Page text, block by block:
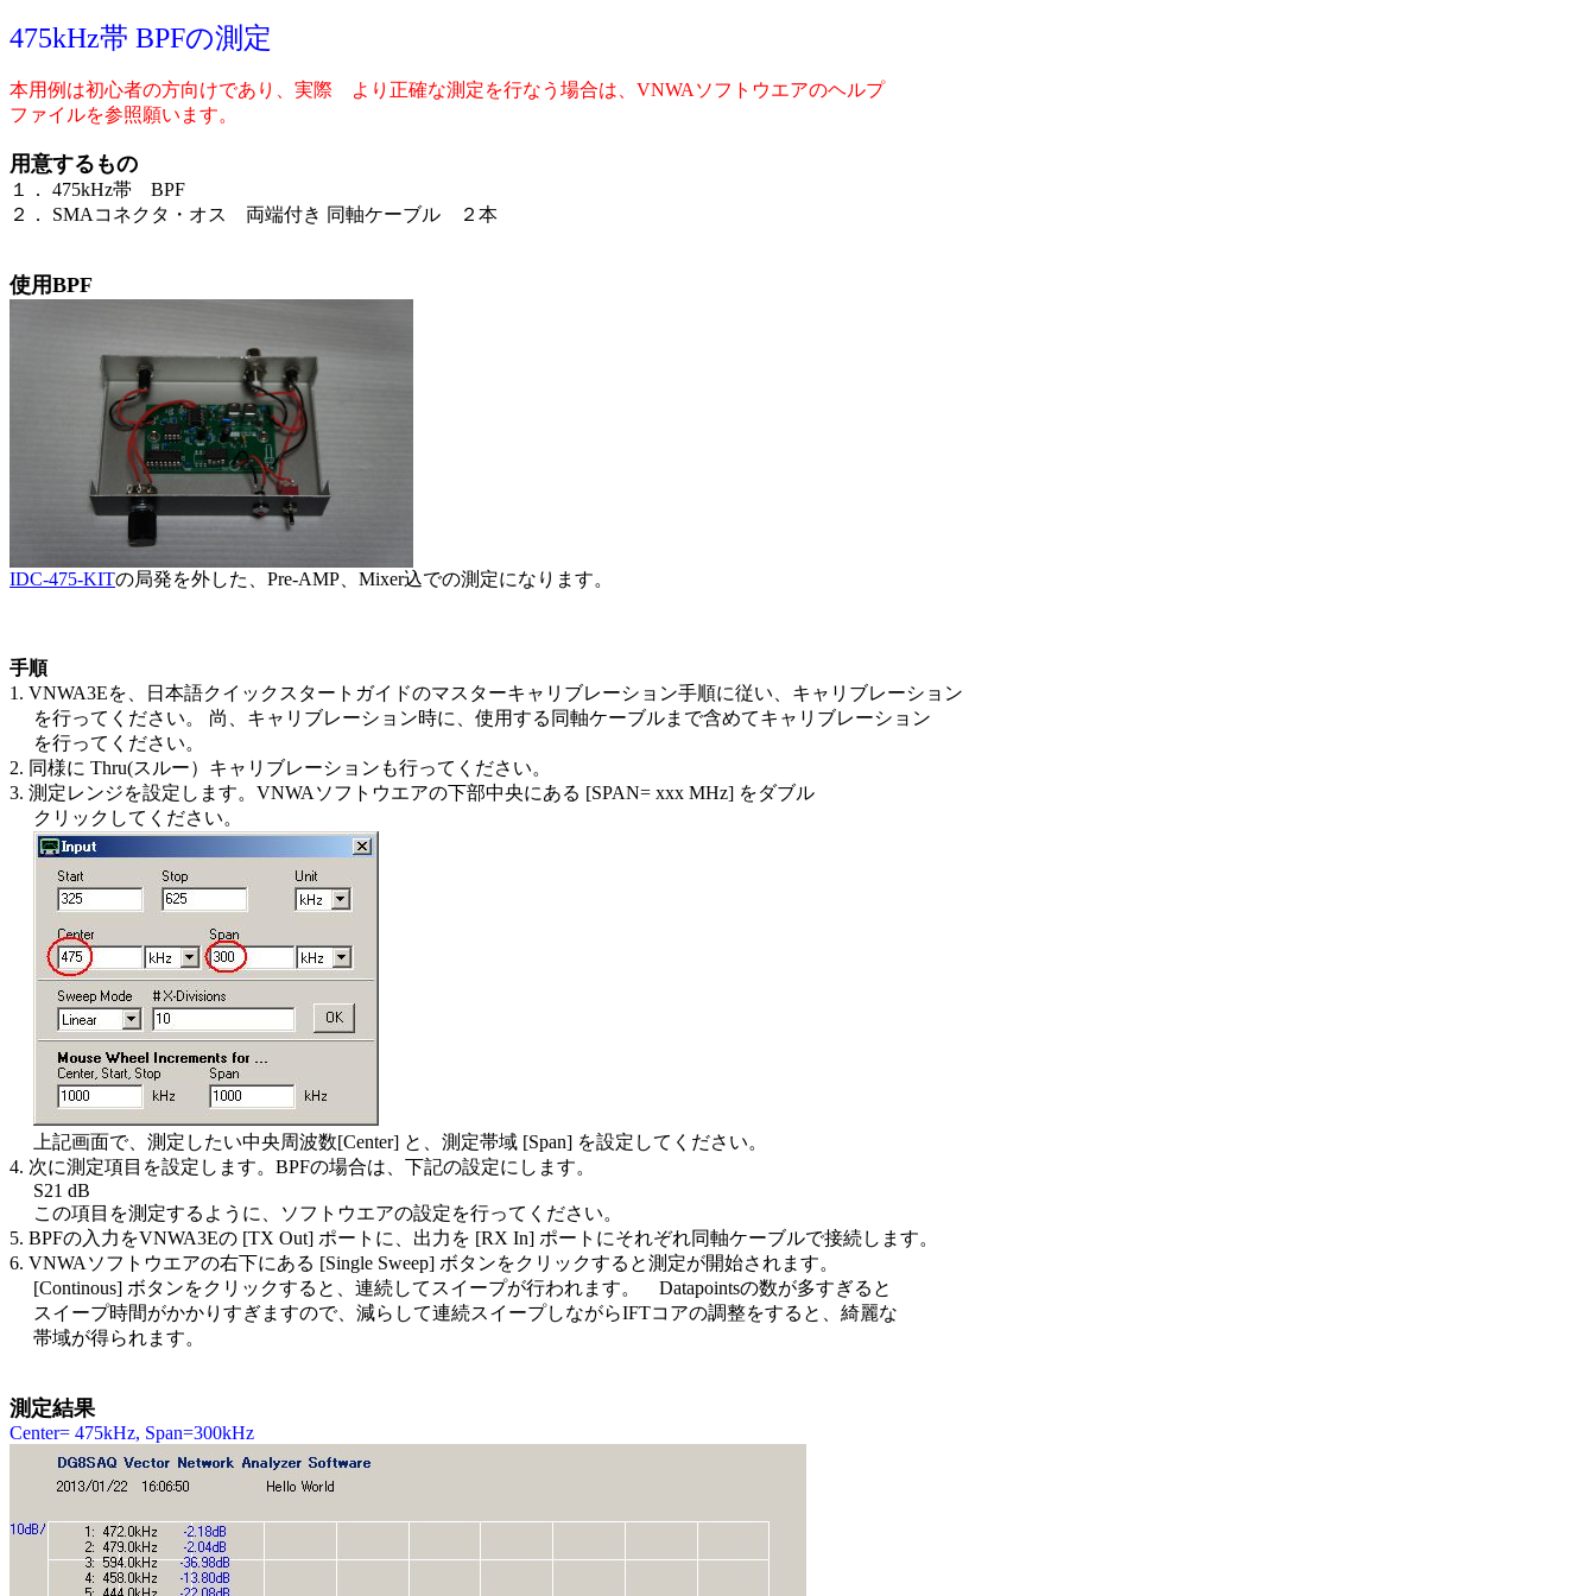
475kHz帯 BPFの測定
本用例は初心者の方向けであり、実際 より正確な測定を行なう場合は、VNWAソフトウエアのヘルプ
ファイルを参照願います。
用意するもの
１． 475kHz帯 BPF
２． SMAコネクタ・オス 両端付き 同軸ケーブル ２本
使用BPF
IDC-475-KITの局発を外した、Pre-AMP、Mixer込での測定になります。
手順
1. VNWA3Eを、日本語クイックスタートガイドのマスターキャリブレーション手順に従い、キャリブレーション
を行ってください。 尚、キャリブレーション時に、使用する同軸ケーブルまで含めてキャリブレーション
を行ってください。
2. 同様に Thru(スルー）キャリブレーションも行ってください。
3. 測定レンジを設定します。VNWAソフトウエアの下部中央にある [SPAN= xxx MHz] をダブル
クリックしてください。
上記画面で、測定したい中央周波数[Center] と、測定帯域 [Span] を設定してください。
4. 次に測定項目を設定します。BPFの場合は、下記の設定にします。
S21 dB
この項目を測定するように、ソフトウエアの設定を行ってください。
5. BPFの入力をVNWA3Eの [TX Out] ポートに、出力を [RX In] ポートにそれぞれ同軸ケーブルで接続します。
6. VNWAソフトウエアの右下にある [Single Sweep] ボタンをクリックすると測定が開始されます。
[Continous] ボタンをクリックすると、連続してスイープが行われます。 Datapointsの数が多すぎると
スイープ時間がかかりすぎますので、減らして連続スイープしながらIFTコアの調整をすると、綺麗な
帯域が得られます。
測定結果
Center= 475kHz, Span=300kHz